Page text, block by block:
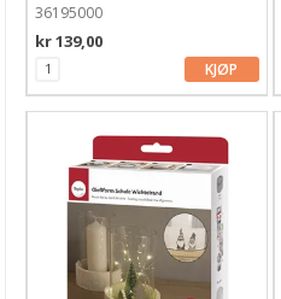
36195000
kr 139,00
KJØP